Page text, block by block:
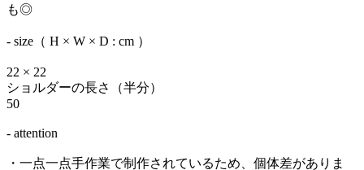
も◎
- size（ H × W × D : cm ）
22 × 22
ショルダーの長さ（半分）
50
- attention
・一点一点手作業で制作されているため、個体差がありま